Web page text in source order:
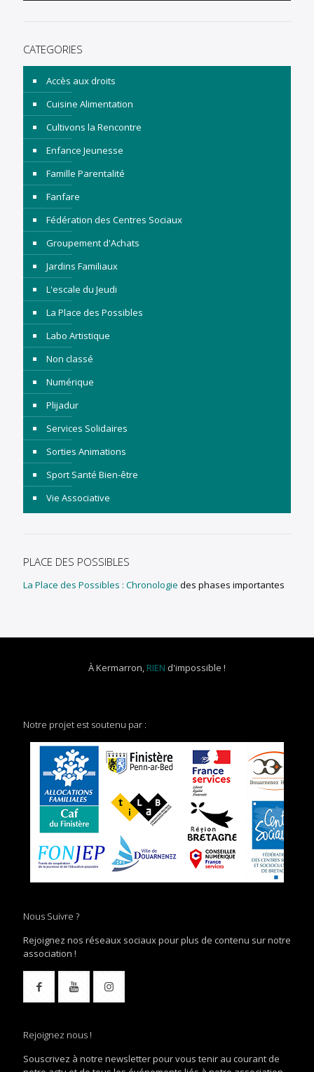
CATEGORIES
Accès aux droits
Cuisine Alimentation
Cultivons la Rencontre
Enfance Jeunesse
Famille Parentalité
Fanfare
Fédération des Centres Sociaux
Groupement d'Achats
Jardins Familiaux
L'escale du Jeudi
La Place des Possibles
Labo Artistique
Non classé
Numérique
Plijadur
Services Solidaires
Sorties Animations
Sport Santé Bien-être
Vie Associative
PLACE DES POSSIBLES
La Place des Possibles : Chronologie des phases importantes
À Kermarron, RIEN d'impossible !
Notre projet est soutenu par :
Nous Suivre ?
Rejoignez nos réseaux sociaux pour plus de contenu sur notre
association !
Rejoignez nous !
Souscrivez à notre newsletter pour vous tenir au courant de